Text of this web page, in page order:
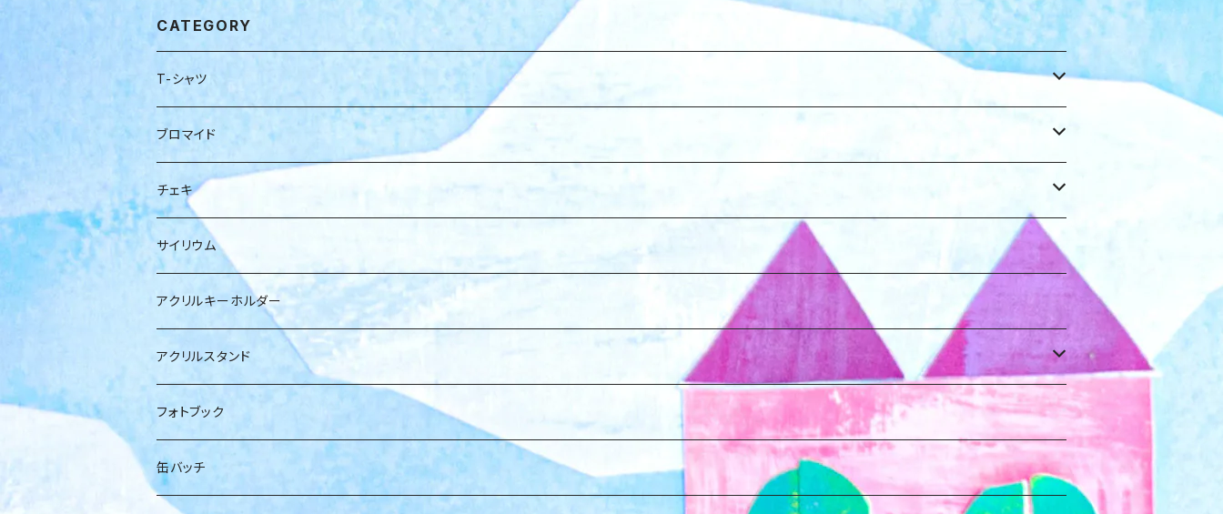
CATEGORY
T-シャツ
小日向麻衣
橋本ともか
福澤みすみ
岡橋咲奈
佐野初花
箱推し
花村紗海
ブロマイド
小日向麻衣
福澤みすみ
佐野初花
橋本ともか
岡橋咲奈
箱
チェキ
福澤みすみ
サイリウム
アクリルキーホルダー
アクリルスタンド
小日向麻衣
フォトブック
缶バッチ